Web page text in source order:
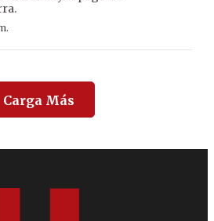
Carga Más